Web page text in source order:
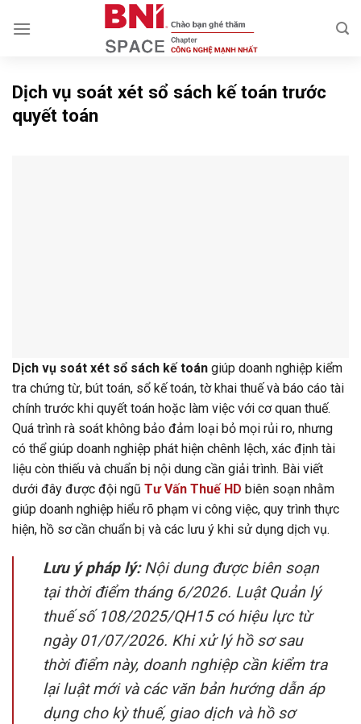
Dịch vụ soát xét sổ sách kế toán trước
quyết toán
Dịch vụ soát xét sổ sách kế toán giúp doanh nghiệp kiểm
tra chứng từ, bút toán, sổ kế toán, tờ khai thuế và báo cáo tài
chính trước khi quyết toán hoặc làm việc với cơ quan thuế.
Quá trình rà soát không bảo đảm loại bỏ mọi rủi ro, nhưng
có thể giúp doanh nghiệp phát hiện chênh lệch, xác định tài
liệu còn thiếu và chuẩn bị nội dung cần giải trình. Bài viết
dưới đây được đội ngũ Tư Vấn Thuế HD biên soạn nhằm
giúp doanh nghiệp hiểu rõ phạm vi công việc, quy trình thực
hiện, hồ sơ cần chuẩn bị và các lưu ý khi sử dụng dịch vụ.
Lưu ý pháp lý:Nội dung được biên soạn
tại thời điểm tháng 6/2026. Luật Quản lý
thuế số 108/2025/QH15 có hiệu lực từ
ngày 01/07/2026. Khi xử lý hồ sơ sau
thời điểm này, doanh nghiệp cần kiểm tra
lại luật mới và các văn bản hướng dẫn áp
dụng cho kỳ thuế, giao dịch và hồ sơ